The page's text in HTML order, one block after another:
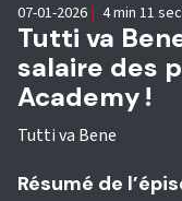
Tutti va
salaire des
Academy !
Tutti va Bene
07-01-2026 | 4 min 11 sec
Résumé de